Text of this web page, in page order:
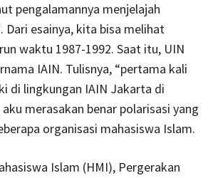
pengalamannya menjelajah
Dari esainya, kita bisa melihat
waktu 1987-1992. Saat itu, UIN
IAIN. Tulisnya, “pertama kali
di lingkungan IAIN Jakarta di
merasakan benar polarisasi yang
organisasi mahasiswa Islam.
Islam (HMI), Pergerakan